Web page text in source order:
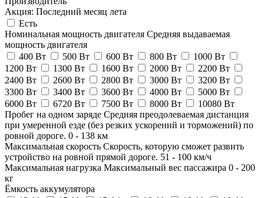
Акция: Последний месяц лета
Есть
Номинальная мощность двигателя Средняя выдаваемая
мощность двигателя
400 Вт
500 Вт 600 Вт 800 Вт
1000 Вт
1200 Вт
1300 Вт 1600 Вт 2000 Вт
2200 Вт
2400 Вт
2600 Вт 2800 Вт 3000 Вт
3200 Вт
3300 Вт
3400 Вт 3600 Вт 4000 Вт
5000 Вт
6000 Вт
6720 Вт 7500 Вт 8000 Вт
10080 Вт
Пробег на одном заряде Средняя преодолеваемая дистанция
при умеренной езде (без резких ускорений и торможений) по
ровной дороге. 0 - 138 км
Максимальная скорость Скорость, которую сможет развить
устройство на ровной прямой дороге. 51 - 100 км/ч
Максимальная нагрузка Максимальный вес пассажира 0 - 200
кг
Ёмкость аккумулятора